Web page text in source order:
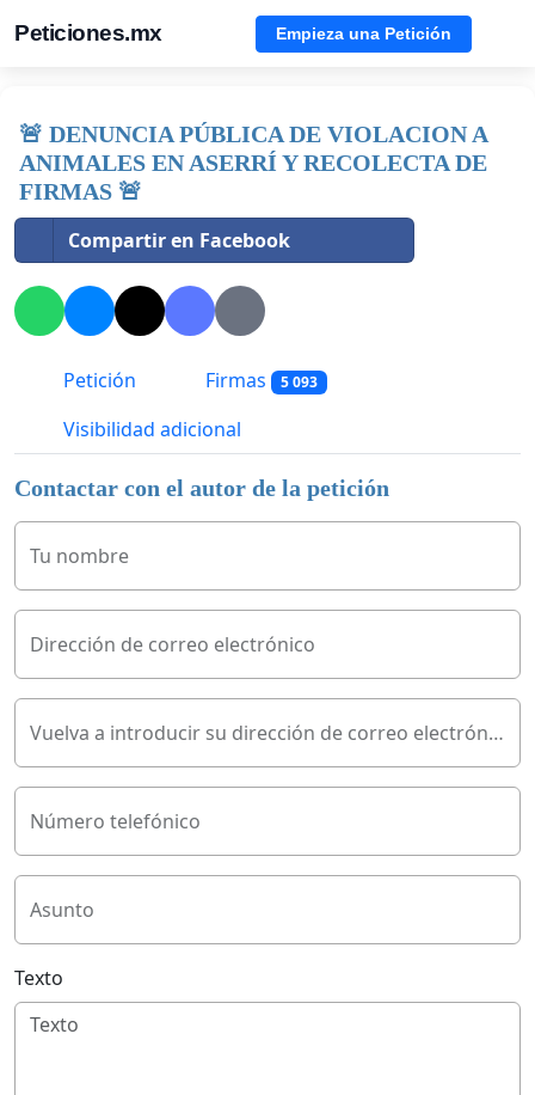
Peticiones.mx Empieza una Petición
🚨 DENUNCIA PÚBLICA DE VIOLACION A
ANIMALES EN ASERRÍ Y RECOLECTA DE
FIRMAS 🚨
Compartir en Facebook
Petición Firmas 5 093
Visibilidad adicional
Contactar con el autor de la petición
Tu nombre
Dirección de correo electrónico
Vuelva a introducir su dirección de correo electrónico
Número telefónico
Asunto
Texto